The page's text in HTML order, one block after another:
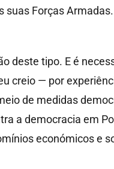
Forças
deste tipo. E é
creio — por
de medidas
a democracia em
económicos e